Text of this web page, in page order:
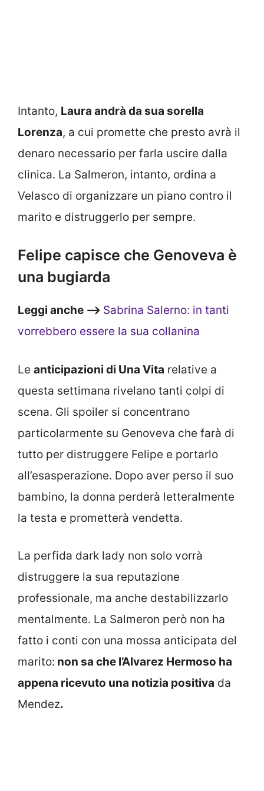
Intanto, Laura andrà da sua sorella
Lorenza, a cui promette che presto avrà il
denaro necessario per farla uscire dalla
clinica. La Salmeron, intanto, ordina a
Velasco di organizzare un piano contro il
marito e distruggerlo per sempre.
Felipe capisce che Genoveva è
una bugiarda
Leggi anche –> Sabrina Salerno: in tanti
vorrebbero essere la sua collanina
Le anticipazioni di Una Vita relative a
questa settimana rivelano tanti colpi di
scena. Gli spoiler si concentrano
particolarmente su Genoveva che farà di
tutto per distruggere Felipe e portarlo
all’esasperazione. Dopo aver perso il suo
bambino, la donna perderà letteralmente
la testa e prometterà vendetta.
La perfida dark lady non solo vorrà
distruggere la sua reputazione
professionale, ma anche destabilizzarlo
mentalmente. La Salmeron però non ha
fatto i conti con una mossa anticipata del
marito: non sa che l’Alvarez Hermoso ha
appena ricevuto una notizia positiva da
Mendez.